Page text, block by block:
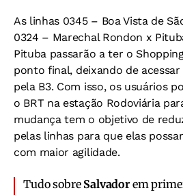
As linhas 0345 – Boa Vista de
0324 – Marechal Rondon x
Pituba passarão a ter o
ponto final, deixando de
pela B3. Com isso, os usuários
o BRT na estação Rodoviária
mudança tem o objetivo de
pelas linhas para que elas
com maior agilidade.
Tudo sobre Salvadorem